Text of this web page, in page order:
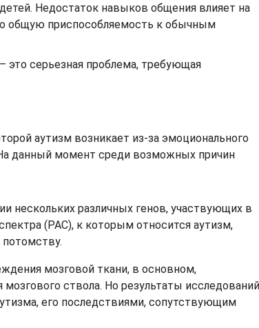
Недостаток навыков общения влияет на
общую приспособляемость к обычным
это серьезная проблема, требующая
аутизм возникает из-за эмоционального
На данный момент среди возможных причин
нескольких различных генов, участвующих в
(РАС), к которым относится аутизм,
мозговой ткани, в основном,
ствола. Но результаты исследований
его последствиями, сопутствующим